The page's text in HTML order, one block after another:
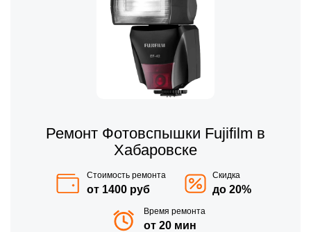
Ремонт Фотовспышки Fujifilm в
Хабаровске
Стоимость ремонта
от 1400 руб
Скидка
до 20%
Время ремонта
от 20 мин